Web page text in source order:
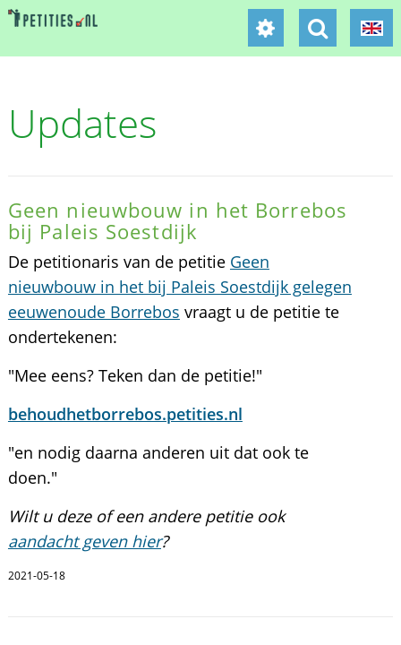
Updates
Geen nieuwbouw in het Borrebos
bij Paleis Soestdijk
De petitionaris van de petitie Geen
nieuwbouw in het bij Paleis Soestdijk gelegen
eeuwenoude Borrebos vraagt u de petitie te
ondertekenen:
"Mee eens? Teken dan de petitie!"
behoudhetborrebos.petities.nl
"en nodig daarna anderen uit dat ook te
doen."
Wilt u deze of een andere petitie ook
aandacht geven hier?
2021-05-18